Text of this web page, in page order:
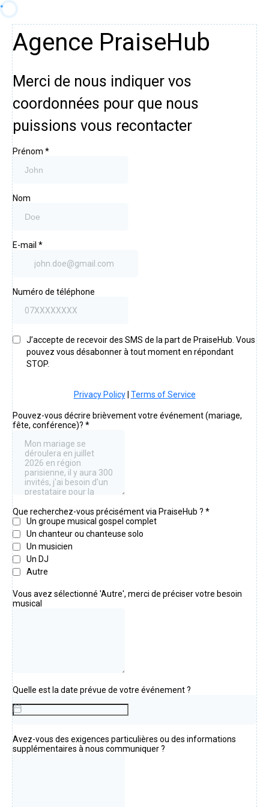
Agence PraiseHub
Merci de nous indiquer vos
coordonnées pour que nous
puissions vous recontacter
Prénom *
Nom
E-mail *
Numéro de téléphone
J’accepte de recevoir des SMS de la part de PraiseHub. Vous
pouvez vous désabonner à tout moment en répondant
STOP.
Privacy Policy| Terms of Service
Pouvez-vous décrire brièvement votre événement (mariage,
fête, conférence)? *
Que recherchez-vous précisément via PraiseHub ? *
Un groupe musical gospel complet
Un chanteur ou chanteuse solo
Un musicien
Un DJ
Autre
Vous avez sélectionné 'Autre', merci de préciser votre besoin
musical
Quelle est la date prévue de votre événement ?
Avez-vous des exigences particulières ou des informations
supplémentaires à nous communiquer ?